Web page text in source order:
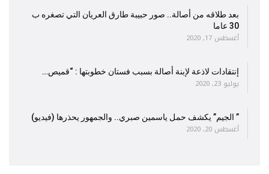
بعد طلاقه من أصالة.. صور حبيبة طارق العريان التي تصغره ب
30 عاما
أغسطس 17, 2020
إنتقادات لاذعة لإبنة أصالة بسبب فستان خطوبتها : “قميص…
يوليو 23, 2020
” الجيم” يكشف حمل ياسمين صبري.. والجمهور يحذرها (فيديو)
أغسطس 20, 2020